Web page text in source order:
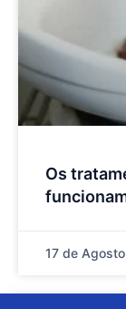
Os
17 de